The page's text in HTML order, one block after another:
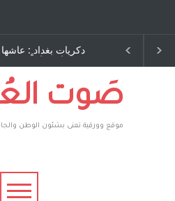
دكريات بغداد ٍ: عاشها
:وليد رباح – نيوجرسي
الولايات المتحدة
كتب
يقهر
صَوت
موقع وورقية تعنى بشئون الوطن